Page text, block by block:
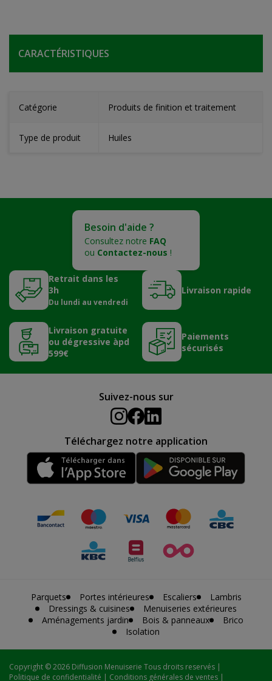
CARACTÉRISTIQUES
Catégorie Produits de finition et traitement
Type de produit Huiles
Besoin d'aide ?
Consultez notre FAQ
ou Contactez-nous !
Retrait dans les
3h
Du lundi au vendredi
Livraison rapide
Livraison gratuite
ou dégressive àpd
599€
Paiements
sécurisés
Suivez-nous sur
Téléchargez notre application
Parquets Portes intérieures Escaliers
Lambris
Dressings & cuisines
Menuiseries extérieures
Aménagements jardin
Bois & panneaux
Brico
Isolation
Copyright © 2026 Diffusion Menuiserie Tous droits reservés |
Politique de confidentialité | Conditions générales de ventes |